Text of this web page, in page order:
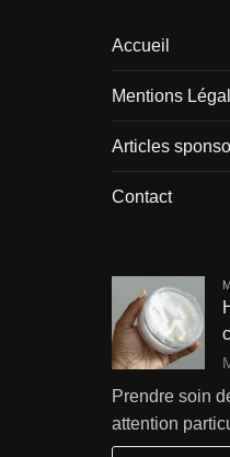
Accueil
Mentions
Articles
Contact
Prendre soin
attention